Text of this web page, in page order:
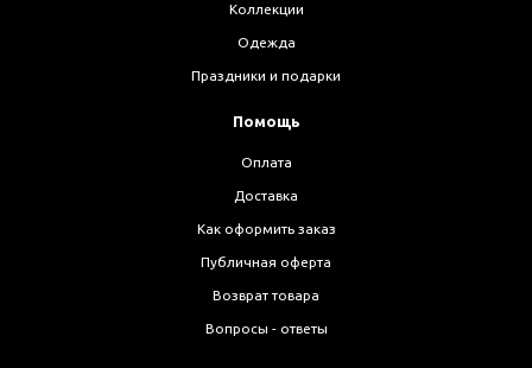
Коллекции
Одежда
Праздники и подарки
Помощь
Оплата
Доставка
Как оформить заказ
Публичная оферта
Возврат товара
Вопросы - ответы